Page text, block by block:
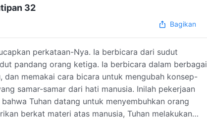
32
Bagikan
perkataan-Nya. Ia berbicara dari sudut
pandang orang ketiga. Ia berbicara dalam berbagai
memakai cara bicara untuk mengubah konsep-
samar-samar dari hati manusia. Inilah pekerjaan
Tuhan datang untuk menyembuhkan orang
berkat materi atas manusia, Tuhan melakukan